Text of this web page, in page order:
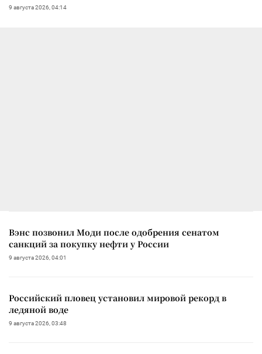
9 августа 2026, 04:14
Вэнс позвонил Моди после одобрения сенатом
санкций за покупку нефти у России
9 августа 2026, 04:01
Российский пловец установил мировой рекорд в
ледяной воде
9 августа 2026, 03:48